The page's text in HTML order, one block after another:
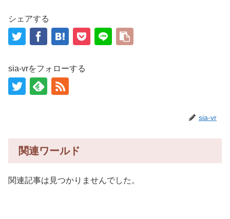
シェアする
sia-vrをフォローする
sia-vr
関連ワールド
関連記事は見つかりませんでした。